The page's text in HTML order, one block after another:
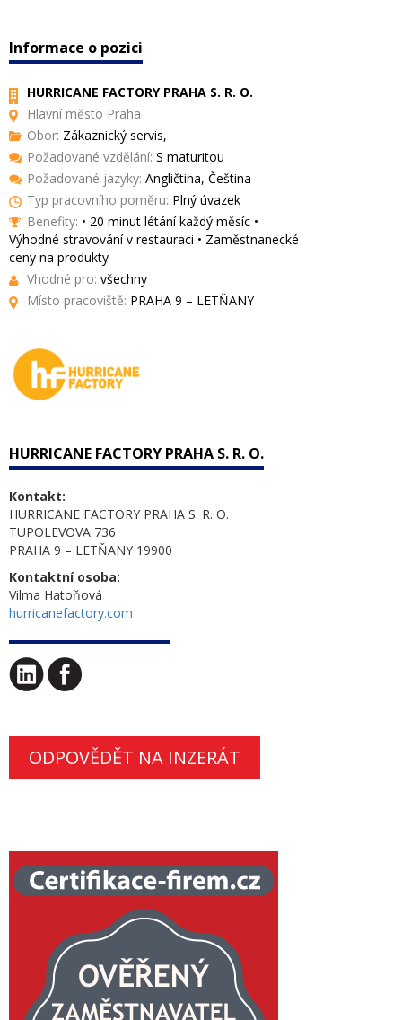
Informace o pozici
HURRICANE FACTORY PRAHA S. R. O.
Hlavní město Praha
Obor: Zákaznický servis,
Požadované vzdělání: S maturitou
Požadované jazyky: Angličtina, Čeština
Typ pracovního poměru: Plný úvazek
Benefity: • 20 minut létání každý měsíc •
Výhodné stravování v restauraci • Zaměstnanecké
ceny na produkty
Vhodné pro: všechny
Místo pracoviště: PRAHA 9 – LETŇANY
HURRICANE FACTORY PRAHA S. R. O.
Kontakt:
HURRICANE FACTORY PRAHA S. R. O.
TUPOLEVOVA 736
PRAHA 9 – LETŇANY 19900
Kontaktní osoba:
Vilma Hatoňová
hurricanefactory.com
ODPOVĚDĚT NA INZERÁT